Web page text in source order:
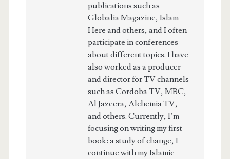
publications such as
Globalia Magazine, Islam
Here and others, and I often
participate in conferences
about different topics. I have
also worked as a producer
and director for TV channels
such as Cordoba TV, MBC,
Al Jazeera, Alchemia TV,
and others. Currently, I’m
focusing on writing my first
book: a study of change, I
continue with my Islamic